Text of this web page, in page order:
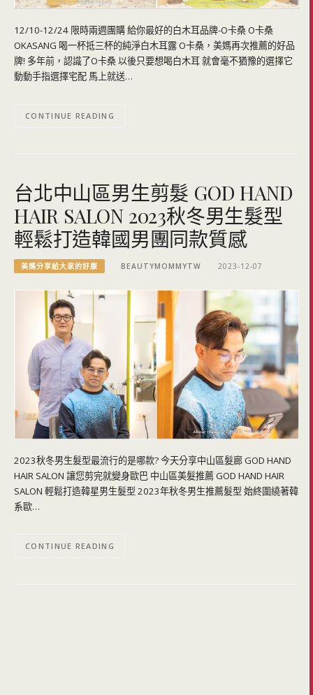
12/10-12/24 限時兩週團購 給你最好的白木耳品牌-O卡桑 O卡桑
OKASANG 喝一杯抵三杯的純淨白木耳露 O卡桑，美媽再次推薦的好品
牌! 多年前，認識了O卡桑 以後只要想喝白木耳 就會毫不猶豫的選擇它
動動手指選擇宅配 馬上就送…
CONTINUE READING
台北中山區男生剪髮 GOD HAND
HAIR SALON 2023秋冬男生髮型
輕鬆打造韓國男團同款質感
美媽分享給大家的好康 BEAUTYMOMMYTW 2023-12-07
2023秋冬男生髮型最流行的是哪款? 今天分享中山區髮廊 GOD HAND
HAIR SALON 讓您剪完就變身歐巴 中山區美髮推薦 GOD HAND HAIR
SALON 輕鬆打造韓星男生髮型 2023年秋冬男生推薦髮型 始終圍繞著韓
系歐…
CONTINUE READING